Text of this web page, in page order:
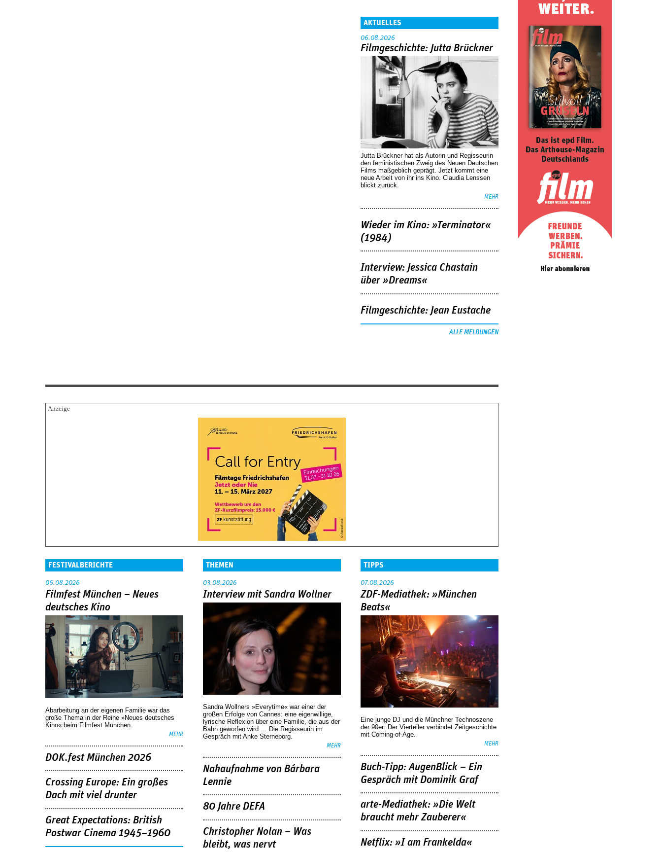
AKTUELLES
06.08.2026
Filmgeschichte: Jutta Brückner
Jutta Brückner hat als Autorin und Regisseurin
den feministischen Zweig des Neuen Deutschen
Films maßgeblich geprägt. Jetzt kommt eine
neue Arbeit von ihr ins Kino. Claudia Lenssen
blickt zurück.
MEHR
Wieder im Kino: »Terminator«
(1984)
Interview: Jessica Chastain
über »Dreams«
Filmgeschichte: Jean Eustache
ALLE MELDUNGEN
FESTIVALBERICHTE
06.08.2026
Filmfest München – Neues
deutsches Kino
Abarbeitung an der eigenen Familie war das
große Thema in der Reihe »Neues deutsches
Kino« beim Filmfest München.
MEHR
DOK.fest München 2026
Crossing Europe: Ein großes
Dach mit viel drunter
Great Expectations: British
Postwar Cinema 1945–1960
THEMEN
03.08.2026
Interview mit Sandra Wollner
Sandra Wollners »Everytime« war einer der
großen Erfolge von Cannes: eine eigenwillige,
lyrische Reflexion über eine ­Familie, die aus der
Bahn geworfen wird … Die Regisseurin im
Gespräch mit Anke Sterneborg.
MEHR
Nahaufnahme von Bárbara
Lennie
80 Jahre DEFA
Christopher Nolan – Was
bleibt, was nervt
TIPPS
07.08.2026
ZDF-Mediathek: »München
Beats«
Eine junge DJ und die Münchner Technoszene
der 90er: Der Vierteiler verbindet Zeitgeschichte
mit Coming-of-Age.
MEHR
Buch-Tipp: AugenBlick – Ein
Gespräch mit Dominik Graf
arte-Mediathek: »Die Welt
braucht mehr Zauberer«
Netflix: »I am Frankelda«